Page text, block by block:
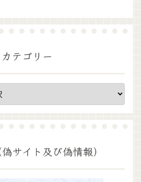
カテゴリー
サイト及び偽情報）